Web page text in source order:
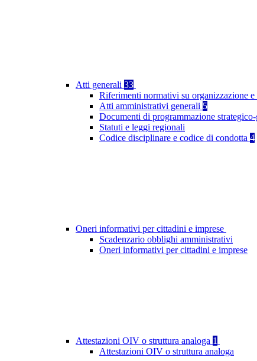
Atti generali 33
Riferimenti normativi su organizzazione e
Atti amministrativi generali 5
Documenti di programmazione
Statuti e leggi regionali
Codice disciplinare e codice di condotta 4
Oneri informativi per cittadini e imprese
Scadenzario obblighi amministrativi
Oneri informativi per cittadini e imprese
Attestazioni OIV o struttura analoga 1
Attestazioni OIV o struttura analoga